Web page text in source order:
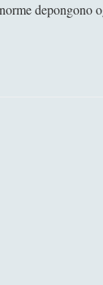
depongono